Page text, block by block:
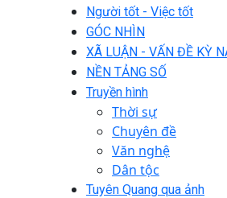
Người tốt - Việc tốt
GÓC NHÌN
XÃ LUẬN - VẤN ĐỀ KỲ
NỀN TẢNG SỐ
Truyền hình
Thời sự
Chuyên đề
Văn nghệ
Dân tộc
Tuyên Quang qua ảnh